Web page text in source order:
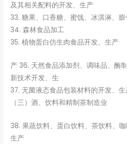
及其相关配料的开发、生产
33. 糖果、口香糖、蜜饯、冰淇淋、
34. 森林食品加工
35. 植物蛋白仿生肉食品开发、生产
产 36. 天然食品添加剂、调味品、酶
新技术开发、生
37. 无菌液态食品包装材料的开发、
（三）酒、饮料和精制茶制造业
38. 果蔬饮料、蛋白饮料、茶饮料、咖
生产